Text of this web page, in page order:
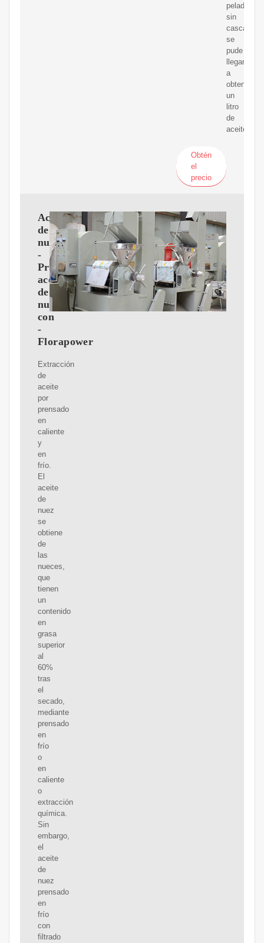
peladas
sin
cascara
se
pude
llegar
a
obtener
un
litro
de
aceite
Obtén
el
precio
Aceite
de
nuez
-
Producir
aceite
de
nuez
con
-
Florapower
Extracción
de
aceite
por
prensado
en
caliente
y
en
frío.
El
aceite
de
nuez
se
obtiene
de
las
nueces,
que
tienen
un
contenido
en
grasa
superior
al
60%
tras
el
secado,
mediante
prensado
en
frío
o
en
caliente
o
extracción
química.
Sin
embargo,
el
aceite
de
nuez
prensado
en
frío
con
filtrado